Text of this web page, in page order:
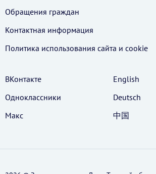
Обращения граждан
Контактная информация
Политика использования cайта и cookie
ВКонтакте
Одноклассники
Макс
English
Deutsch
中国